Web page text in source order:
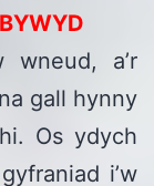
wneud, a’r
gall hynny
Os ydych
i’w